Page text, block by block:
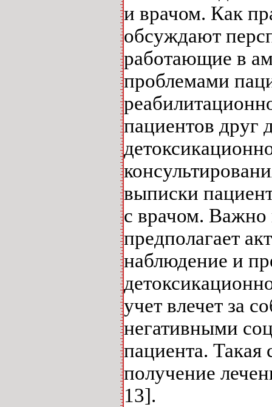
и врачом. Как
обсуждают
работающие в
проблемами
пациентов друг
выписки
с врачом. Важно
предполагает
наблюдение и
учет влечет за
негативными
пациента.
получение
13].